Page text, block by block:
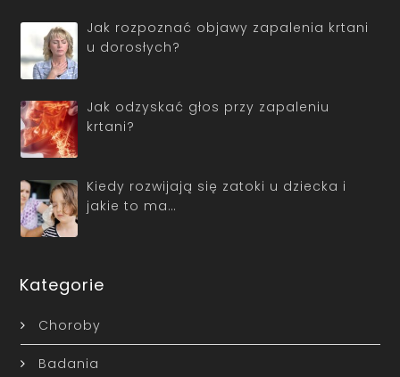
Jak rozpoznać objawy zapalenia krtani
u dorosłych?
Jak odzyskać głos przy zapaleniu
krtani?
Kiedy rozwijają się zatoki u dziecka i
jakie to ma…
Kategorie
Choroby
Badania